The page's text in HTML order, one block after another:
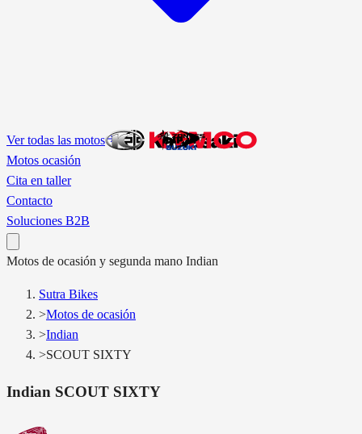
Ver todas las motos
Motos ocasión
Cita en taller
Contacto
Soluciones B2B
Motos de ocasión y segunda mano Indian
Sutra Bikes
>Motos de ocasión
>Indian
>SCOUT SIXTY
Indian SCOUT SIXTY